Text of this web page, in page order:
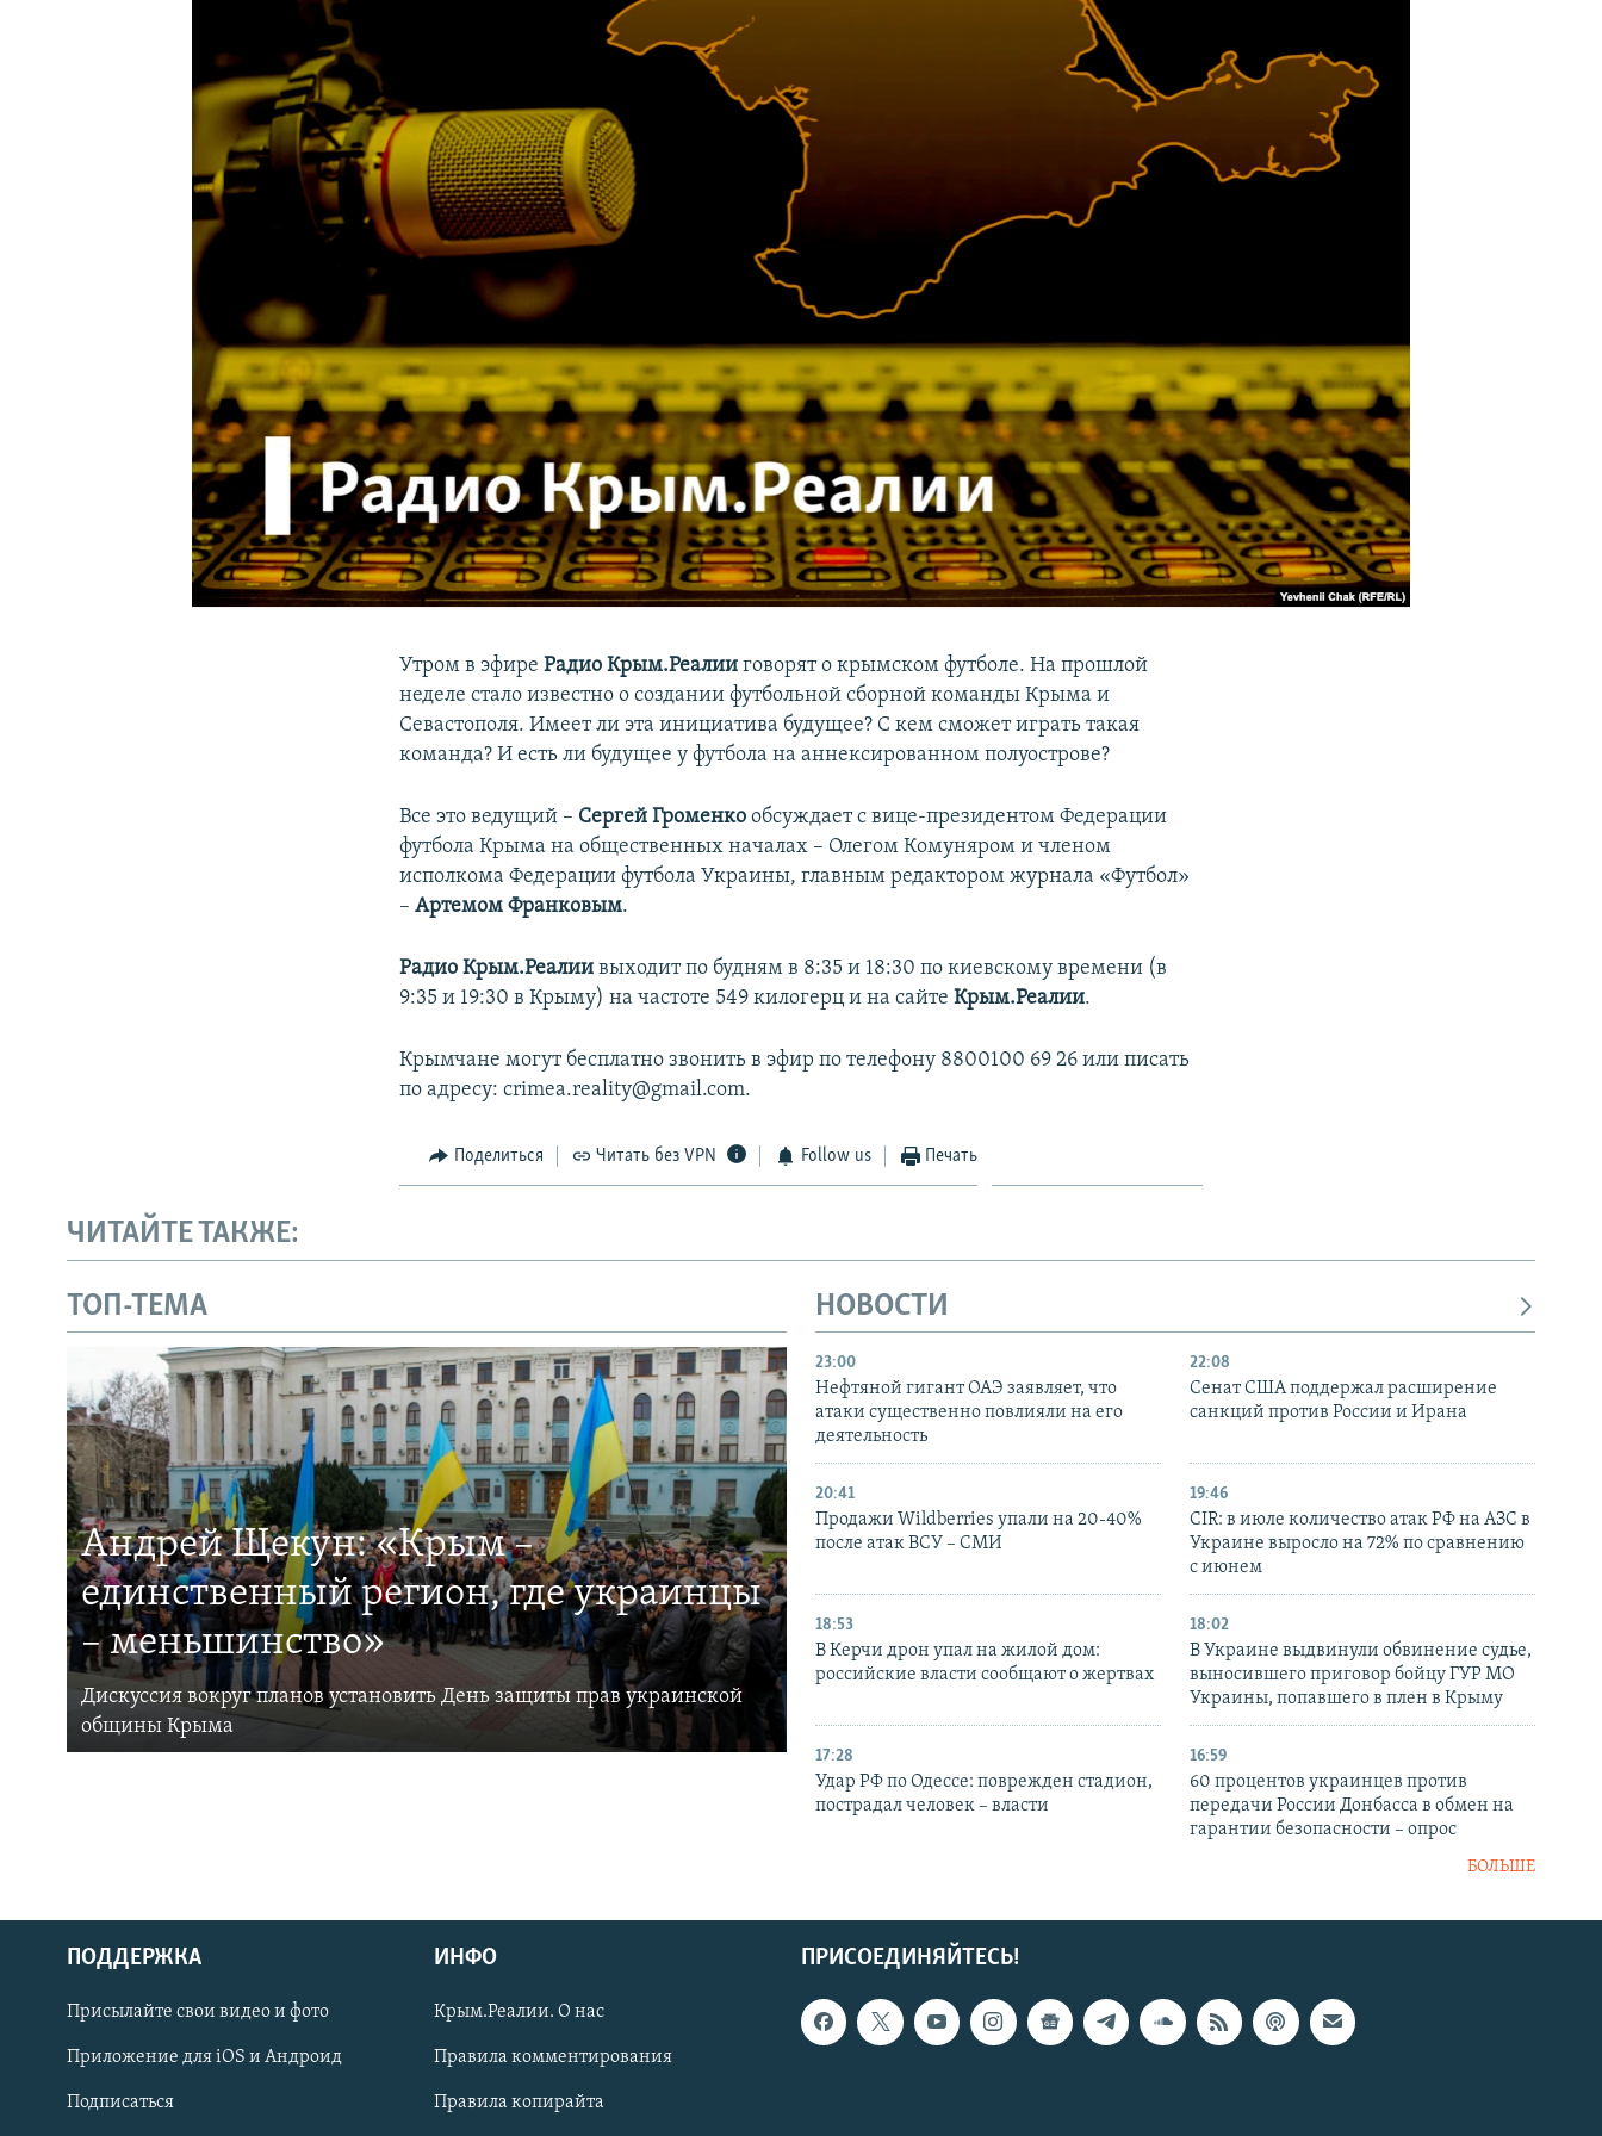
УКРАИНСКАЯ ПРОБЛЕМА КРЫМА
Українською
Qırımtatar
ПРИСОЕДИНЯЙТЕСЬ!
Утром в эфиреРадио Крым.Реалии говорят о крымском футболе. На прошлой
неделе стало известно о создании футбольной сборной команды Крыма и
Севастополя. Имеет ли эта инициатива будущее? С кем сможет играть такая
команда? И есть ли будущее у футбола на аннексированном полуострове?
Все это ведущий – Сергей Громенко обсуждает с вице-президентом Федерации
футбола Крыма на общественных началах – Олегом Комуняром и членом
исполкома Федерации футбола Украины, главным редактором журнала «Футбол»
–Артемом Франковым.
Радио Крым.Реалии выходит по будням в 8:35 и 18:30 по киевскому времени (в
9:35 и 19:30 в Крыму) на частоте 549 килогерц и на сайтеКрым.Реалии.
Крымчане могут бесплатно звонить в эфир по телефону 8800100 69 26 или писать
по адресу: crimea.reality@gmail.com.
Поделиться Читать без VPN Follow us Печать
ЧИТАЙТЕ ТАКЖЕ:
ТОП-ТЕМА
Андрей Щекун: «Крым –
единственный регион, где украинцы
– меньшинство»
Дискуссия вокруг планов установить День защиты прав украинской
общины Крыма
НОВОСТИ
23:00
Нефтяной гигант ОАЭ заявляет, что
атаки существенно повлияли на его
деятельность
22:08
Сенат США поддержал расширение
санкций против России и Ирана
20:41
Продажи Wildberries упали на 20-40%
после атак ВСУ – СМИ
19:46
CIR: в июле количество атак РФ на АЗС в
Украине выросло на 72% по сравнению
с июнем
18:53
В Керчи дрон упал на жилой дом:
российские власти сообщают о жертвах
18:02
В Украине выдвинули обвинение судье,
выносившего приговор бойцу ГУР МО
Украины, попавшего в плен в Крыму
17:28
Удар РФ по Одессе: поврежден стадион,
пострадал человек – власти
16:59
60 процентов украинцев против
передачи России Донбасса в обмен на
гарантии безопасности – опрос
БОЛЬШЕ
ПРИСОЕДИНЯЙТЕСЬ!
ПОДДЕРЖКА
Присылайте свои видео и фото
Приложение для iOS и Андроид
Подписаться
ИНФО
Крым.Реалии. О нас
Правила комментирования
Правила копирайта